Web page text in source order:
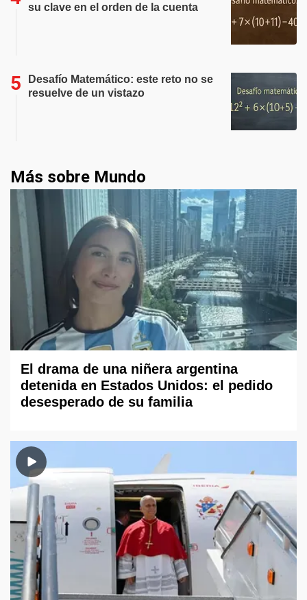
su clave en el orden de la cuenta
Desafío Matemático: este reto no se
resuelve de un vistazo
Más sobre Mundo
El drama de una niñera argentina
detenida en Estados Unidos: el pedido
desesperado de su familia